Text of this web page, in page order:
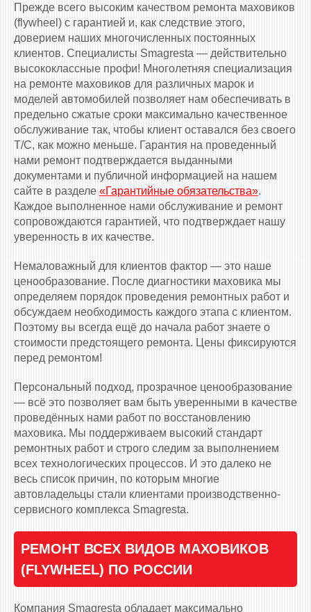
Прежде всего высоким качеством ремонта маховиков
(flywheel) с гарантией и, как следствие этого,
доверием наших многочисленных постоянных
клиентов. Специалисты Smagresta — действительно
высококлассные профи! Многолетняя специализация
на ремонте маховиков для различных марок и
моделей автомобилей позволяет нам обеспечивать в
предельно сжатые сроки максимально качественное
обслуживание так, чтобы клиент оставался без своего
Т/С, как можно меньше. Гарантия на проведенный
нами ремонт подтверждается выданными
документами и публичной информацией на нашем
сайте в разделе «Гарантийные обязательства».
Каждое выполненное нами обслуживание и ремонт
сопровождаются гарантией, что подтверждает нашу
уверенность в их качестве.
Немаловажный для клиентов фактор — это наше
ценообразование. После диагностики маховика мы
определяем порядок проведения ремонтных работ и
обсуждаем необходимость каждого этапа с клиентом.
Поэтому вы всегда ещё до начала работ знаете о
стоимости предстоящего ремонта. Цены фиксируются
перед ремонтом!
Персональный подход, прозрачное ценообразование
— всё это позволяет вам быть уверенными в качестве
проведённых нами работ по восстановлению
маховика. Мы поддерживаем высокий стандарт
ремонтных работ и строго следим за выполнением
всех технологических процессов. И это далеко не
весь список причин, по которым многие
автовладельцы стали клиентами производственно-
сервисного комплекса Smagresta.
РЕМОНТ ВСЕХ ВИДОВ МАХОВИКОВ
(FLYWHEEL) ПО РОССИИ
Компания Smagresta обладает максимально